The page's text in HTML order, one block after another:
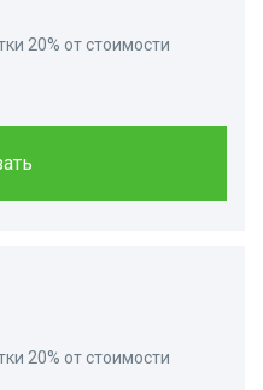
20% от стоимости
20% от стоимости